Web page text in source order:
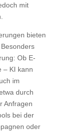
mit
bieten
Ob E-
– KI kann
im
durch
Anfragen
bei der
oder